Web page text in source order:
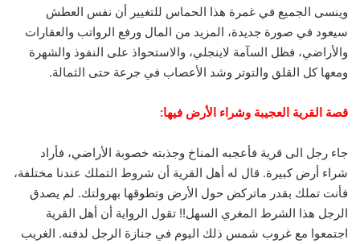
وينسى الجميع في غمرة هذا الحماس للتغيير أن نفس العطش
سيعود في صورة جديدة، المزيد من المال ورفع الرواتب والعقارات
والأراضي، فظل السآمة لاينجلي، والاستحواذ على النفوذ والشهرة
ومعها كل القلق والتوتر وشد الأعصاب في جرعة حتى الثمالة.
قصة القرية العجيبة وشراء الأرض فيها:
جاء رجل الى قرية فأعجبه المناخ وجذبته خصوبة الأراضي، فأراد
شراء أرض كبيرة. قال له أهل القرية أن شروط التملك عندنا مختلفة،
فأنت تملك بقدر ماتركض حول الأرض وتطوقها بهرولتك. لم يصدق
الرجل هذا الشرط المغري السهل!! تقول الرواية أن أهل القرية
اجتمعوا مع غروب شمس ذلك اليوم في جنازة الرجل لدفنه. الغريب